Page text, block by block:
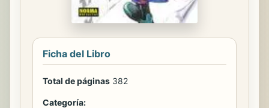
Ficha del Libro
Total de páginas 382
Categoría: